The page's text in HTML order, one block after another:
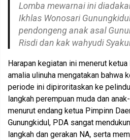
Lomba mewarnai ini
Ikhlas Wonosari
pendongeng anak asal
Risdi dan kak wahyudi
Harapan kegiatan ini menerut ketua
amalia ulinuha mengatakan bahwa
periode ini dipiroritaskan ke
langkah perempuan muda dan
menurut endang ketua Pimpinn
Gunungkidul, PDA sangat
langkah dan gerakan NA, serta